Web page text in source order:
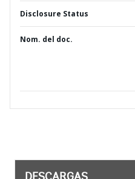
Disclosure Status
Nom. del doc.